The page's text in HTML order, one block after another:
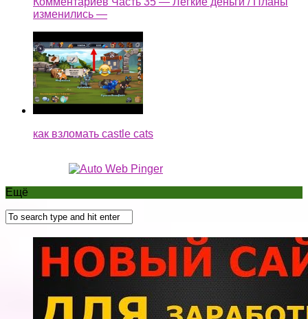
VKBOG НОВЫЙ САЙТ ДЛЯ ЗАРАБОТКА ДЕНЕГ В
ИНТЕРНЕТЕ БЕЗ ВЛОЖЕНИЙ НА СВОИХ
СОЦСЕТЯХ 2018!!!